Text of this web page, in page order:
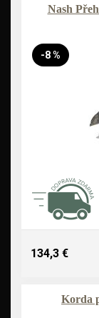
Nash
-8 %
134,3 €
Korda